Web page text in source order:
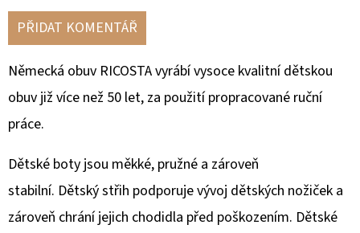
PŘIDAT KOMENTÁŘ
Německá obuv RICOSTA vyrábí vysoce kvalitní dětskou
obuv již více než 50 let, za použití propracované ruční
práce.
Dětské boty jsou měkké, pružné a zároveň
stabilní. Dětský střih podporuje vývoj dětských nožiček a
zároveň chrání jejich chodidla před poškozením. Dětské